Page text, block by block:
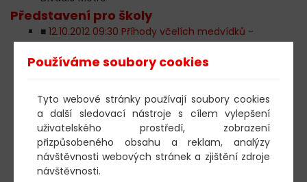
Představení pro školy
■ 12.10.2012 09:30 Příhody včelích medvídků -
Městská knihovna
■ 19.10.2012 09:30 Pat a Mat jedou na dovolenou
Změna programu vyhrazena!
603 805 271
Používáme soubory cookies
Tyto webové stránky používají soubory cookies
a další sledovací nástroje s cílem vylepšení
uživatelského prostředí, zobrazení
přizpůsobeného obsahu a reklam, analýzy
návštěvnosti webových stránek a zjištění zdroje
návštěvnosti.